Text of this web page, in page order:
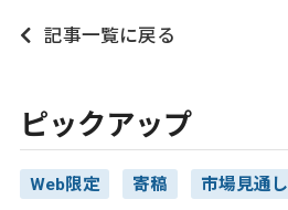
記事一覧に戻る
ピックアップ
Web限定 寄稿 市場見通し